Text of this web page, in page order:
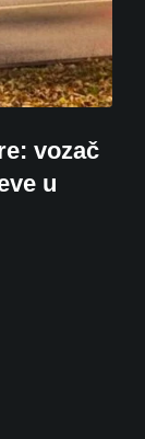
vozač
u